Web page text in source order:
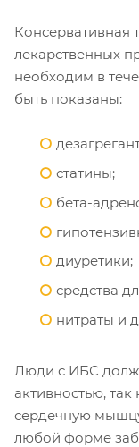
Консервативная
лекарственных
необходим в
быть показаны:
статины;
бета-
диуретики;
средства
нитраты и
Люди с ИБС
активностью, так
сердечную
любой форме